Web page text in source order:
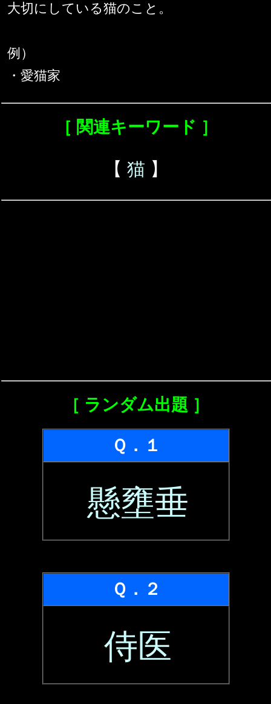
大切にしている猫のこと。
例）
・愛猫家
［ 関連キーワード ］
【 猫 】
［ ランダム出題 ］
Ｑ．１
懸壅垂
Ｑ．２
侍医